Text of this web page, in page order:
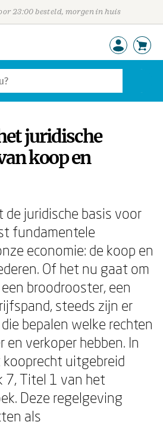
23:00 besteld, morgen in huis
juridische
koop en
de juridische basis voor
fundamentele
economie: de koop en
Of het nu gaat om
broodrooster, een
steeds zijn er
bepalen welke rechten
en verkoper hebben. In
kooprecht uitgebreid
7, Titel 1 van het
Deze regelgeving
als